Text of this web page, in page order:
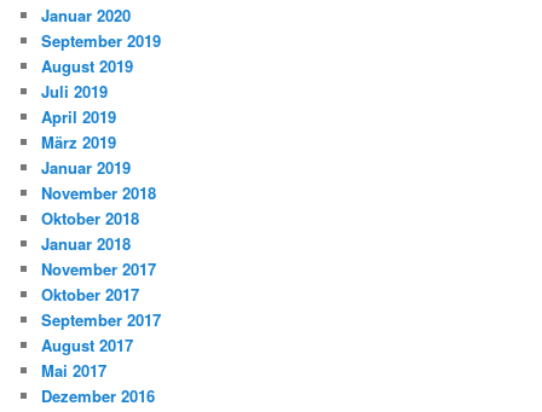
Januar 2020
September 2019
August 2019
Juli 2019
April 2019
März 2019
Januar 2019
November 2018
Oktober 2018
Januar 2018
November 2017
Oktober 2017
September 2017
August 2017
Mai 2017
Dezember 2016